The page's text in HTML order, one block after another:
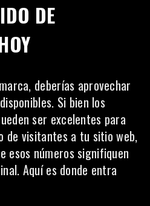
DE
deberías aprovechar
Si bien los
ser excelentes para
de visitantes a tu sitio web,
esos números signifiquen
Aquí es donde entra